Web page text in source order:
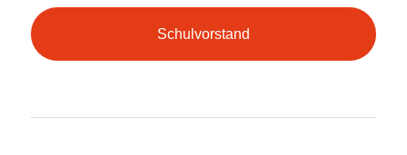
Schulvorstand